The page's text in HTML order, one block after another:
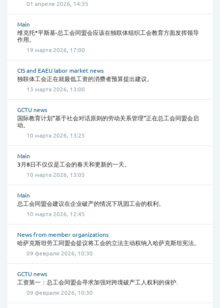
01 апреля 2026, 14:35
Main
维克托*平斯基-总工会同盟会应该在独联体组织工会教育方面发挥领导
作用。
19 марта 2026, 17:00
CIS and EAEU labor market news
独联体工会正在就最低工资的消费者预算提出建议。
13 марта 2026, 13:00
GCTU news
国际教育计划"基于社会对话原则的劳动关系管理"正在总工会同盟会启
动。
10 марта 2026, 13:25
Main
3月8日不仅仅是工会的春天和更新的一天。
10 марта 2026, 13:05
Main
总工会同盟会建议在企业破产的情况下巩固工会的权利。
10 марта 2026, 12:45
News from member organizations
哈萨克斯坦劳工同盟会提议将工会的立法主动权纳入哈萨克斯坦宪法。
09 февраля 2026, 10:30
GCTU news
工资第一：总工会同盟会寻求加强对跨境破产工人权利的保护.
09 февраля 2026, 10:30